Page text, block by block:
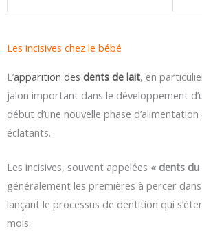
Les incisives chez le bébé
L’apparition des dents de lait, en
jalon important dans le développement
début d’une nouvelle phase
éclatants.
Les incisives, souvent appelées « dents
généralement les premières à percer
lançant le processus de dentition qui
mois.